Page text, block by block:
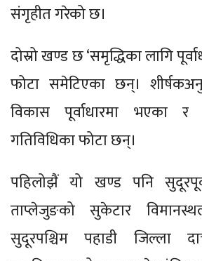
संगृहीत गरेको छ।
दोस्रो खण्ड छ ‘समृद्धिका लागि
फोटा समेटिएका छन्।
विकास पूर्वाधारमा भएका र
गतिविधिका फोटा छन्।
पहिलोझैं यो खण्ड पनि
ताप्लेजुङको सुकेटार
सुदूरपश्चिम पहाडी जिल्ला